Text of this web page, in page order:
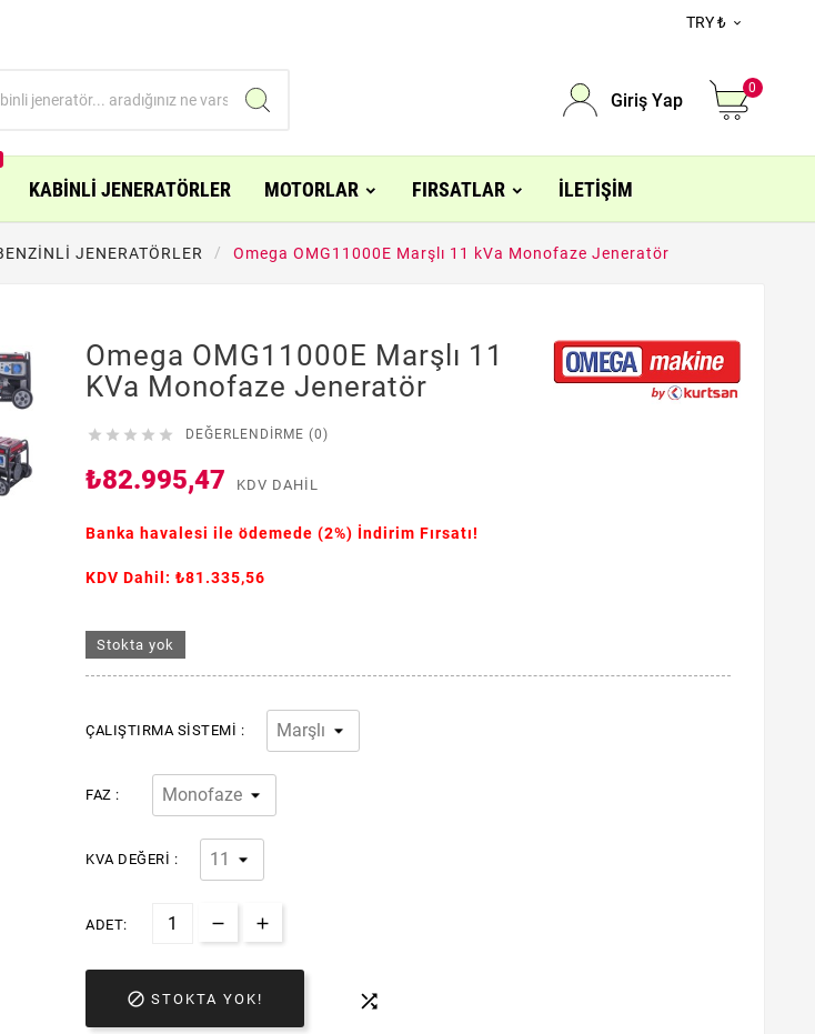
TRY ₺ 
Giriş Yap
0
KABİNLİ JENERATÖRLER MOTORLAR FIRSATLAR İLETIŞIM
JENERATÖRLER Omega OMG11000E Marşlı 11 kVa Monofaze Jeneratör
Omega OMG11000E Marşlı 11
KVa Monofaze Jeneratör
     DEĞERLENDIRME (0)
₺82.995,47 KDV DAHIL
Banka havalesi ile ödemede (2%) İndirim Fırsatı!
KDV Dahil: ₺81.335,56
Stokta yok
ÇALIŞTIRMA SISTEMI :
FAZ :
KVA DEĞERI :
ADET:
 STOKTA YOK! 